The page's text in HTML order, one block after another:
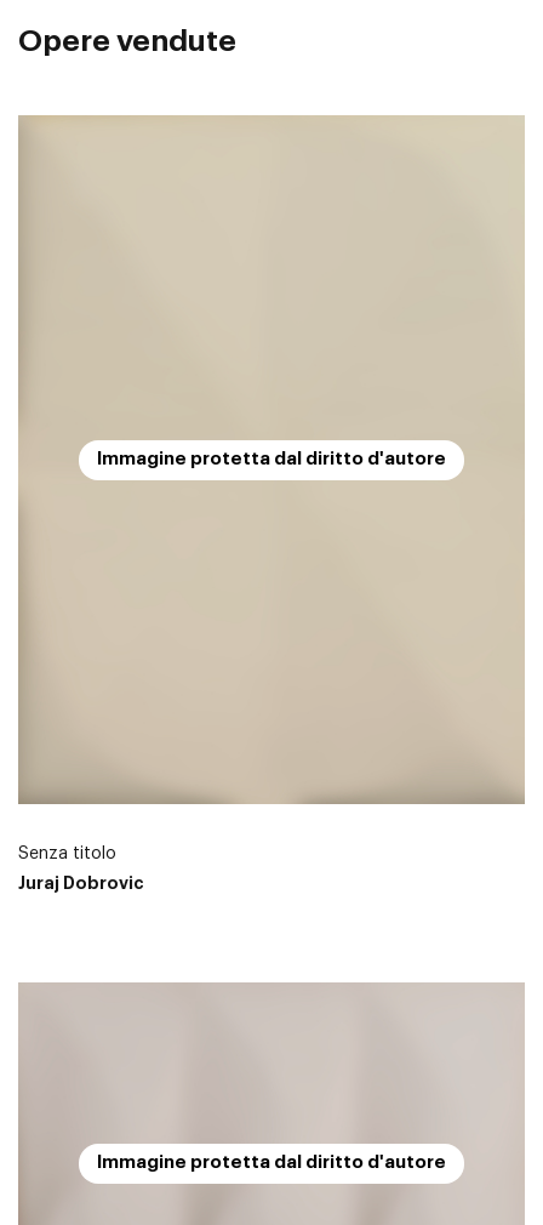
Opere vendute
Immagine protetta dal diritto d'autore
Senza titolo
Juraj Dobrovic
Immagine protetta dal diritto d'autore